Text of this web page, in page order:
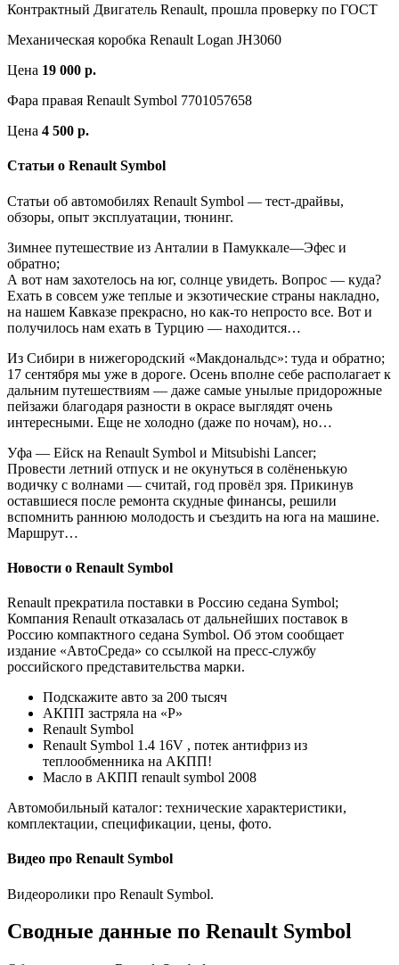
Контрактный Двигатель Renault, прошла проверку по ГОСТ
Механическая коробка Renault Logan JH3060
Цена 19 000 р.
Фара правая Renault Symbol 7701057658
Цена 4 500 р.
Статьи о Renault Symbol
Статьи об автомобилях Renault Symbol — тест-драйвы,
обзоры, опыт эксплуатации, тюнинг.
Зимнее путешествие из Анталии в Памуккале—Эфес и
обратно;
А вот нам захотелось на юг, солнце увидеть. Вопрос — куда?
Ехать в совсем уже теплые и экзотические страны накладно,
на нашем Кавказе прекрасно, но как-то непросто все. Вот и
получилось нам ехать в Турцию — находится…
Из Сибири в нижегородский «Макдональдс»: туда и обратно;
17 сентября мы уже в дороге. Осень вполне себе располагает к
дальним путешествиям — даже самые унылые придорожные
пейзажи благодаря разности в окрасе выглядят очень
интересными. Еще не холодно (даже по ночам), но…
Уфа — Ейск на Renault Symbol и Mitsubishi Lancer;
Провести летний отпуск и не окунуться в солёненькую
водичку с волнами — считай, год провёл зря. Прикинув
оставшиеся после ремонта скудные финансы, решили
вспомнить раннюю молодость и съездить на юга на машине.
Маршрут…
Новости о Renault Symbol
Renault прекратила поставки в Россию седана Symbol;
Компания Renault отказалась от дальнейших поставок в
Россию компактного седана Symbol. Об этом сообщает
издание «АвтоСреда» со ссылкой на пресс-службу
российского представительства марки.
Подскажите авто за 200 тысяч
АКПП застряла на «Р»
Renault Symbol
Renault Symbol 1.4 16V , потек антифриз из
теплообменника на АКПП!
Масло в АКПП renault symbol 2008
Автомобильный каталог: технические характеристики,
комплектации, спецификации, цены, фото.
Видео про Renault Symbol
Видеоролики про Renault Symbol.
Сводные данные по Renault Symbol